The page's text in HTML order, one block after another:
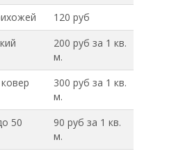
120 руб
200 руб за 1 кв.
м.
300 руб за 1 кв.
м.
50
90 руб за 1 кв.
м.